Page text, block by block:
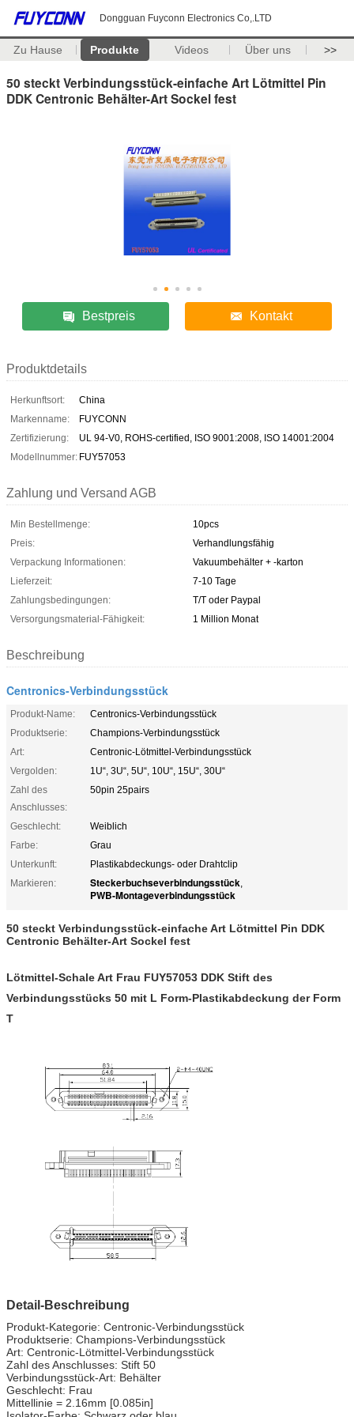
Dongguan Fuyconn Electronics Co,.LTD
Zu Hause Produkte Videos Über uns >>
50 steckt Verbindungsstück-einfache Art Lötmittel Pin
DDK Centronic Behälter-Art Sockel fest
Bestpreis Kontakt
Produktdetails
Herkunftsort:
China
Markenname:
FUYCONN
Zertifizierung:
UL 94-V0, ROHS-certified, ISO 9001:2008, ISO 14001:2004
Modellnummer: FUY57053
Zahlung und Versand AGB
Min Bestellmenge:
10pcs
Preis:
Verhandlungsfähig
Verpackung Informationen:
Vakuumbehälter + -karton
Lieferzeit:
7-10 Tage
Zahlungsbedingungen:
T/T oder Paypal
Versorgungsmaterial-Fähigkeit:
1 Million Monat
Beschreibung
Centronics-Verbindungsstück
Produkt-Name:
Centronics-Verbindungsstück
Produktserie:
Champions-Verbindungsstück
Art:
Centronic-Lötmittel-Verbindungsstück
Vergolden:
1U“, 3U“, 5U“, 10U“, 15U“, 30U“
Zahl des
Anschlusses:
50pin 25pairs
Geschlecht:
Weiblich
Farbe:
Grau
Unterkunft:
Plastikabdeckungs- oder Drahtclip
Markieren:
Steckerbuchseverbindungsstück,
PWB-Montageverbindungsstück
50 steckt Verbindungsstück-einfache Art Lötmittel Pin DDK
Centronic Behälter-Art Sockel fest
Lötmittel-Schale Art Frau FUY57053 DDK Stift des
Verbindungsstücks 50 mit L Form-Plastikabdeckung der Form
T
Detail-Beschreibung
Produkt-Kategorie: Centronic-Verbindungsstück
Produktserie: Champions-Verbindungsstück
Art: Centronic-Lötmittel-Verbindungsstück
Zahl des Anschlusses: Stift 50
Verbindungsstück-Art: Behälter
Geschlecht: Frau
Mittellinie = 2.16mm [0.085in]